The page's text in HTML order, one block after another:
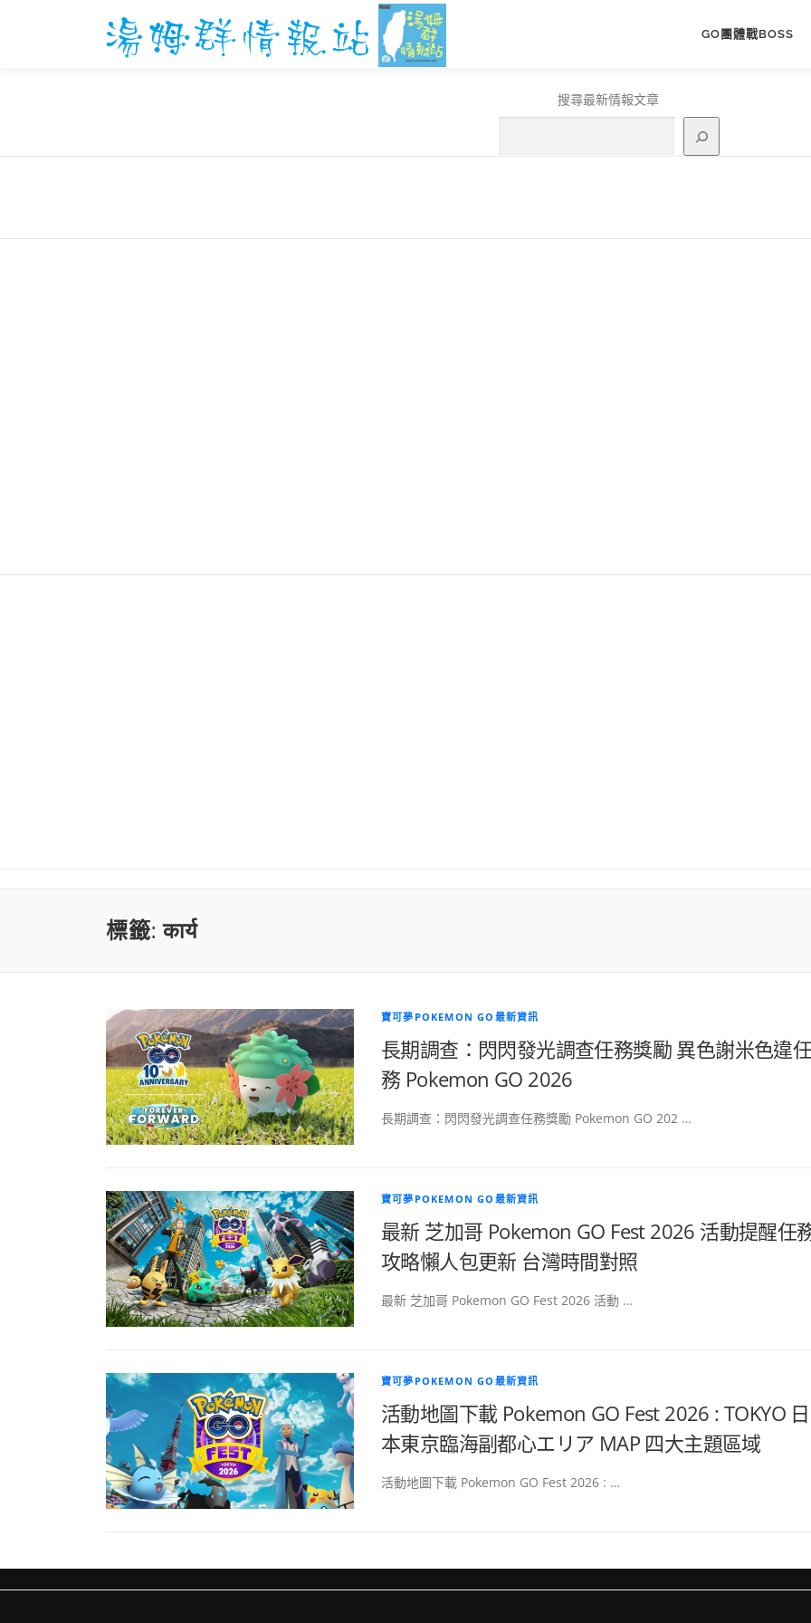
GO團體戰BOSS
搜尋最新情報文章
標籤:कार्य
寶可夢POKEMON GO最新資訊
長期調查：閃閃發光調查任務獎勵 異色謝米色違
務 Pokemon GO 2026
長期調查：閃閃發光調查任務獎勵 Pokemon GO 202 …
寶可夢POKEMON GO最新資訊
最新 芝加哥 Pokemon GO Fest 2026 活動提醒任
攻略懶人包更新 台灣時間對照
最新 芝加哥 Pokemon GO Fest 2026 活動 …
寶可夢POKEMON GO最新資訊
活動地圖下載 Pokemon GO Fest 2026 : TOKYO 日
本東京臨海副都心エリア MAP 四大主題區域
活動地圖下載 Pokemon GO Fest 2026 : …